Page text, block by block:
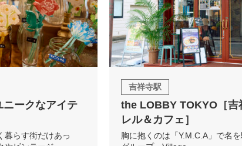
ークなアイテ
暮らす街だけあっ
吉祥寺駅
the LOBBY TOKYO［吉
レル＆カフェ］
胸に抱くのは「Y.M.C.A」で名